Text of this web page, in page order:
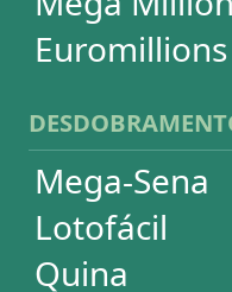
Assinatura
Palpites
Análises
Simulador de
Conferidor de
Impressão de